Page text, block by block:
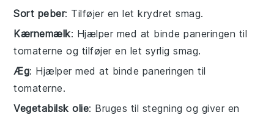
Sort peber: Tilføjer en let krydret smag.
Kærnemælk: Hjælper med at binde paneringen til
tomaterne og tilføjer en let syrlig smag.
Æg: Hjælper med at binde paneringen til
tomaterne.
Vegetabilsk olie: Bruges til stegning og giver en